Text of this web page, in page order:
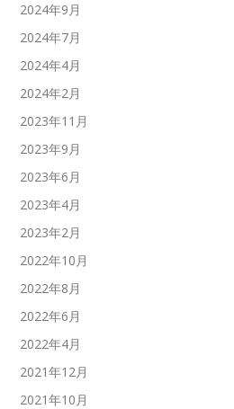
2024年9月
2024年7月
2024年4月
2024年2月
2023年11月
2023年9月
2023年6月
2023年4月
2023年2月
2022年10月
2022年8月
2022年6月
2022年4月
2021年12月
2021年10月